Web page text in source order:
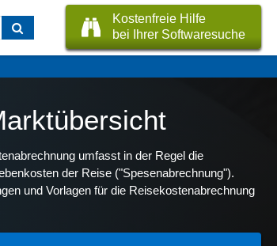
Kostenfreie Hilfe
bei Ihrer Softwaresuche
umfasst in der Regel die
der Reise ("Spesenabrechnung").
und Vorlagen für die Reisekostenabrechnung